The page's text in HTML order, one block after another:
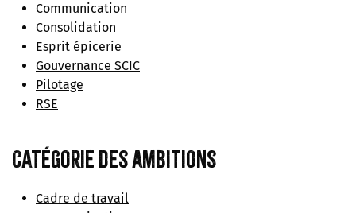
Communication
Consolidation
Esprit épicerie
Gouvernance SCIC
Pilotage
RSE
Catégorie des ambitions
Cadre de travail